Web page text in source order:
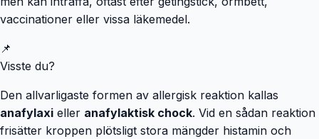
vaccinationer eller vissa läkemedel.
📌
Visste du?
Den allvarligaste formen av allergisk reaktion kallas
anafylaxi eller anafylaktisk chock. Vid en sådan reaktion
frisätter kroppen plötsligt stora mängder histamin och